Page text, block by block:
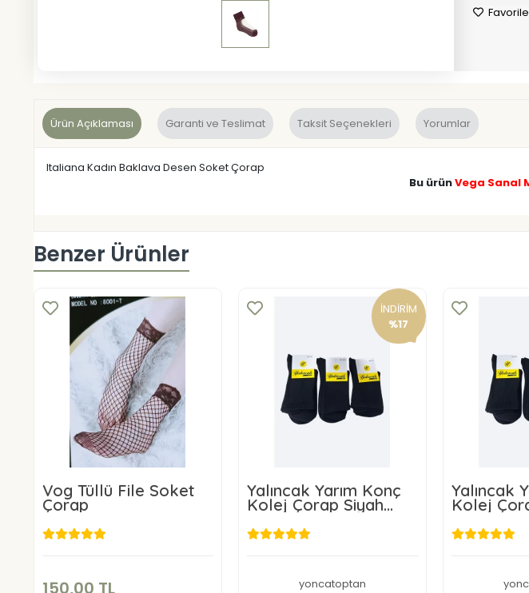
Ürün Açıklaması Garanti ve Teslimat Taksit Seçenekleri Yorumlar
Italiana Kadın Baklava Desen Soket Çorap
Bu ürünVega Sanal
Benzer Ürünler
Vog Tüllü File Soket
Çorap
150,00 TL
150,00 TL
İNDİRİM
%17
Yalıncak Yarım Konç
Kolej Çorap Siyah
Renk 12 Adet
Desensiz Model
yoncatoptan
Yalıncak
Kolej
Renk 6
Model